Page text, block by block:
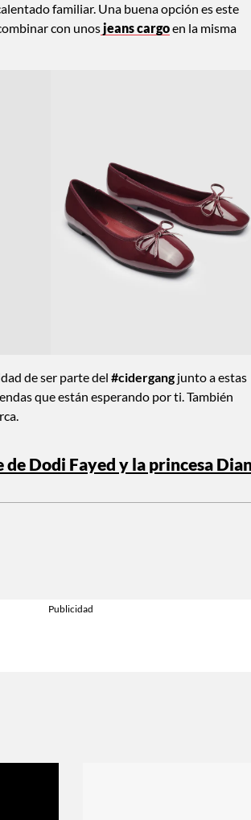
familiar. Una buena opción es este
con unosjeans cargoen la misma
de ser parte del #cidergang junto a estas
que están esperando por ti. También
Dodi Fayed y la princesa